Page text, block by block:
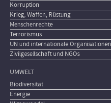
Korruption
Krieg, Waffen, Rüstung
Menschenrechte
Terrorismus
UN und internationale Organisationen
Zivilgesellschaft und NGOs
UMWELT
Biodiversität
Energie